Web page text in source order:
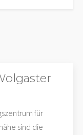
für
sind die